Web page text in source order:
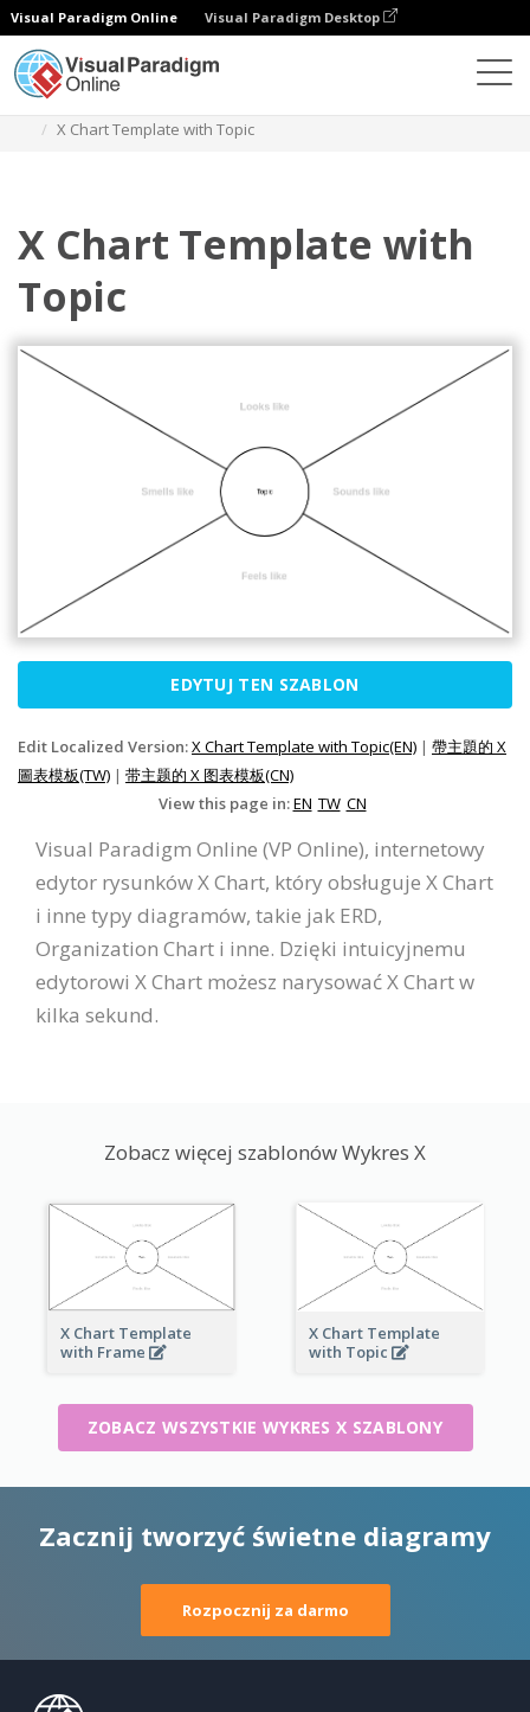
Visual Paradigm Online Visual Paradigm Desktop
X Chart Template with Topic
X Chart Template with
Topic
EDYTUJ TEN SZABLON
Edit Localized Version:X Chart Template with Topic(EN) | 帶主題的 X
圖表模板(TW) | 带主题的 X 图表模板(CN)
View this page in:EN TW CN
Visual Paradigm Online (VP Online), internetowy
edytor rysunków X Chart, który obsługuje X Chart
i inne typy diagramów, takie jak ERD,
Organization Chart i inne. Dzięki intuicyjnemu
edytorowi X Chart możesz narysować X Chart w
kilka sekund.
Zobacz więcej szablonów Wykres X
X Chart Template
with Frame
X Chart Template
with Topic
ZOBACZ WSZYSTKIE WYKRES X SZABLONY
Zacznij tworzyć świetne diagramy
Rozpocznij za darmo